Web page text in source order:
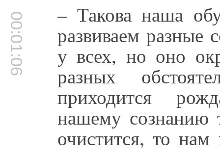
00:01:06 – Такова наша
развиваем разные
у всех, но оно
разных
приходится
нашему сознанию
очистится, то нам